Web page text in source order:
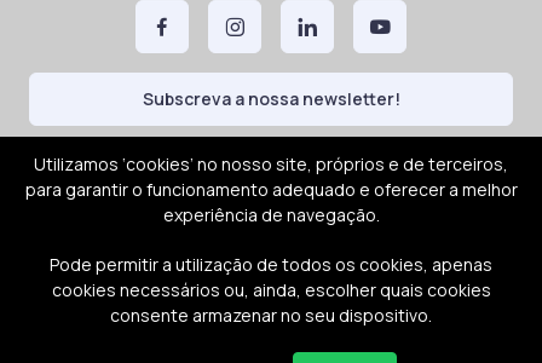
Subscreva a nossa newsletter!
Utilizamos ‘cookies’ no nosso site, próprios e de terceiros,
para garantir o funcionamento adequado e oferecer a melhor
experiência de navegação.
Pode permitir a utilização de todos os cookies, apenas
cookies necessários ou, ainda, escolher quais cookies
consente armazenar no seu dispositivo.